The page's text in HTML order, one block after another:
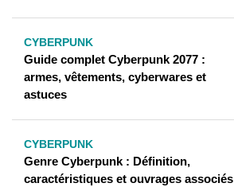
CYBERPUNK
Guide complet Cyberpunk 2077 :
armes, vêtements, cyberwares et
astuces
CYBERPUNK
Genre Cyberpunk : Définition,
caractéristiques et ouvrages associés